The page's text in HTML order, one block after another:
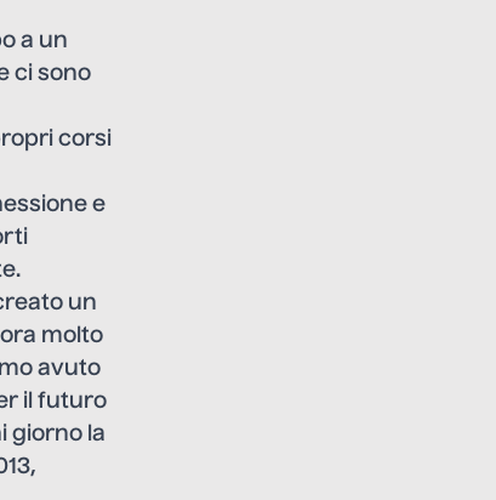
a un
ci sono
corsi
e
un
molto
avuto
il futuro
giorno la